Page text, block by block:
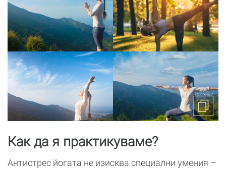
Как да я практикуваме?
Антистрес йогата не изисква специални умения –